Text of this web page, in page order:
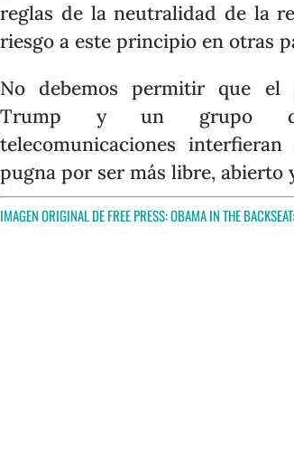
reglas de la neutralidad de la
riesgo a este principio en otras
No debemos permitir que el
Trump y un grupo
telecomunicaciones
pugna por ser más libre, abierto
IMAGEN ORIGINAL DE FREE PRESS:OBAMA IN THE